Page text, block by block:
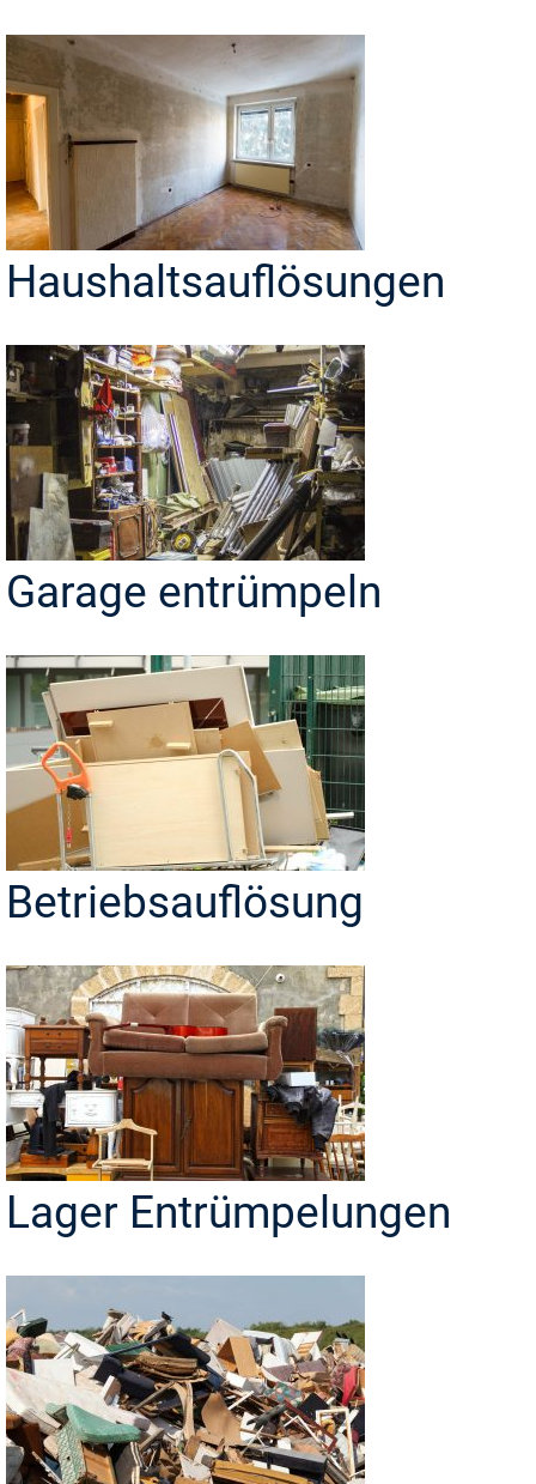
Haushaltsauflösungen
Garage entrümpeln
Betriebsauflösung
Lager Entrümpelungen